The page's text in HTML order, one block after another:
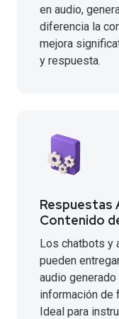
en audio,
diferencia la
mejora
y respuesta.
Respuestas
Contenido
Los chatbots y
pueden
audio
información de
Ideal para